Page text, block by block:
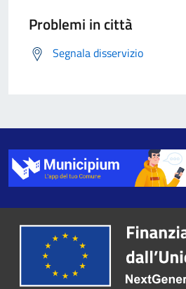
Problemi in città
Segnala disservizio